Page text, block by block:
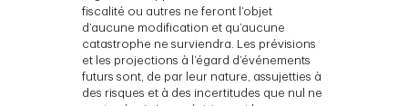
fiscalité ou autres ne feront l’objet
d’aucune modification et qu’aucune
catastrophe ne surviendra. Les prévisions
et les projections à l’égard d’événements
futurs sont, de par leur nature, assujetties à
des risques et à des incertitudes que nul ne